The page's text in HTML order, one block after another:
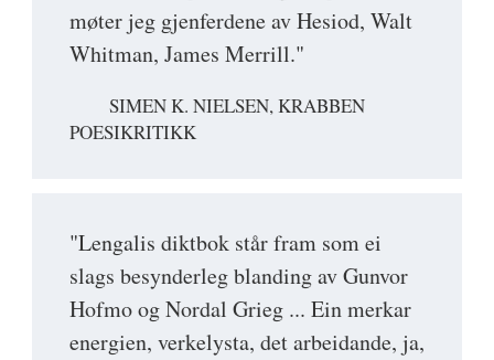
møter jeg gjenferdene av Hesiod, Walt
Whitman, James Merrill."
SIMEN K. NIELSEN, KRABBEN
POESIKRITIKK
"Lengalis diktbok står fram som ei
slags besynderleg blanding av Gunvor
Hofmo og Nordal Grieg ... Ein merkar
energien, verkelysta, det arbeidande, ja,